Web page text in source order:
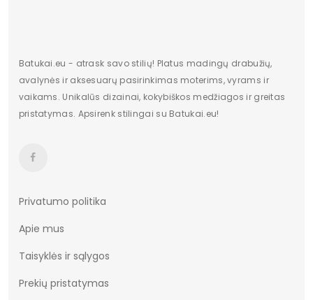
Batukai.eu - atrask savo stilių! Platus madingų drabužių,
avalynės ir aksesuarų pasirinkimas moterims, vyrams ir
vaikams. Unikalūs dizainai, kokybiškos medžiagos ir greitas
pristatymas. Apsirenk stilingai su Batukai.eu!
Privatumo politika
Apie mus
Taisyklės ir sąlygos
Prekių pristatymas